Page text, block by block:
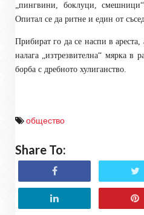
„пингвини, боклуци,
Опитал се да ритне и един от
Прибират го да се наспи в
налага „изтрезвителна“ мярка в
борба с дребното хулиганство.
общество
Share To: